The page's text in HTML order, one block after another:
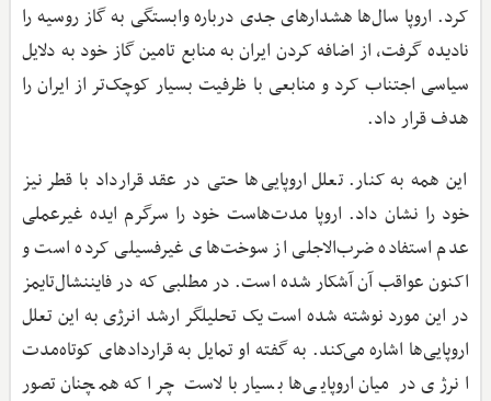
کرد. اروپا سال‌ها هشدارهای جدی درباره وابستگی به گاز روسیه را
نادیده گرفت، از اضافه کردن ایران به منابع تامین گاز خود به دلایل
سیاسی اجتناب کرد و منابعی با ظرفیت بسیار کوچک‌تر از ایران را
هدف قرار داد.
این همه به کنار. تعلل اروپایی‌ها حتی در عقد قرارداد با قطر نیز
خود را نشان داد. اروپا مدت‌هاست خود را سرگرم ایده غیرعملی
عدم استفاده ضرب‌الاجلی از سوخت‌های غیرفسیلی کرده است و
اکنون عواقب آن آشکار شده است. در مطلبی که در فایننشال‌تایمز
در این مورد نوشته شده است یک تحلیلگر ارشد انرژی به این تعلل
اروپایی‌ها اشاره می‌کند. به گفته او تمایل به قراردادهای کوتاه‌مدت
انرژی در میان اروپایی‌ها بسیار بالاست چرا که همچنان تصور